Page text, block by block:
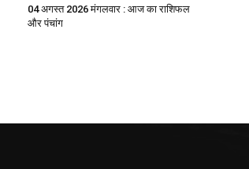
04 अगस्त 2026 मंगलवार : आज का राशिफल
और पंचांग